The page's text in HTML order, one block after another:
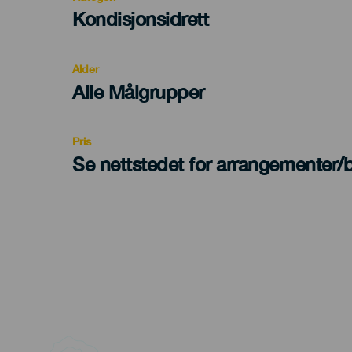
Categoría
Kondisjonsidrett
Alder
Edad
Recomendada
Alle Målgrupper
Pris
Se nettstedet for arrangementer/